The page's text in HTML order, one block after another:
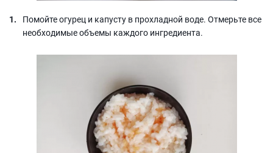
Помойте огурец и капусту в прохладной воде. Отмерьте все
необходимые объемы каждого ингредиента.